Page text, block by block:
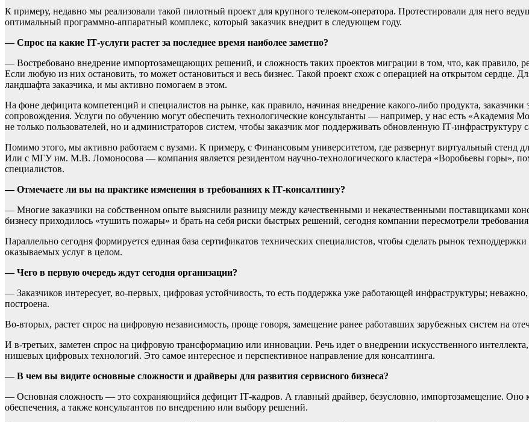
К примеру, недавно мы реализовали такой пилотный проект для крупного телеком-оператора. Протестировали для него
оптимальный программно-аппаратный комплекс, который заказчик внедрит в следующем году.
— Спрос на какие IТ-услуги растет за последнее время наиболее заметно?
— Востребовано внедрение импортозамещающих решений, и сложность таких проектов миграции в том, что, как правило,
Если любую из них остановить, то может остановиться и весь бизнес. Такой проект схож с операцией на открытом сердце.
ландшафта заказчика, и мы активно помогаем в этом.
На фоне дефицита компетенций и специалистов на рынке, как правило, начиная внедрение какого-либо продукта, заказчики
сопровождения. Услуги по обучению могут обеспечить технологические консультанты — например, у нас есть «Академия
не только пользователей, но и администраторов систем, чтобы заказчик мог поддерживать обновленную IТ-инфраструктуру
Помимо этого, мы активно работаем с вузами. К примеру, с Финансовым университетом, где развернут виртуальный стенд
Или с МГУ им. М.В. Ломоносова — компания является резидентом научно-технологического кластера «Воробьевы горы»,
специалистов.
— Отмечаете ли вы на практике изменения в требованиях к IТ-консалтингу?
— Многие заказчики на собственном опыте выяснили разницу между качественными и некачественными поставщиками
бизнесу приходилось «тушить пожары» и брать на себя риски быстрых решений, сегодня компании пересмотрели
Параллельно сегодня формируется единая база сертификатов технических специалистов, чтобы сделать рынок
оказываемых услуг в целом.
— Чего в первую очередь ждут сегодня организации?
— Заказчиков интересует, во-первых, цифровая устойчивость, то есть поддержка уже работающей инфраструктуры;
построена.
Во-вторых, растет спрос на цифровую независимость, проще говоря, замещение ранее работавших зарубежных систем на
И в-третьих, заметен спрос на цифровую трансформацию или инновации. Речь идет о внедрении искусственного
нишевых цифровых технологий. Это самое интересное и перспективное направление для консалтинга.
— В чем вы видите основные сложности и драйверы для развития сервисного бизнеса?
— Основная сложность — это сохраняющийся дефицит IТ-кадров. А главный драйвер, безусловно, импортозамещение. Оно
обеспечения, а также консультантов по внедрению или выбору решений.